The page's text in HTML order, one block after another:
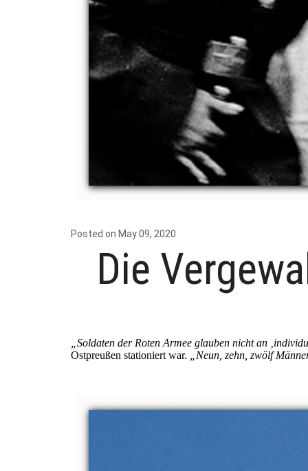
Posted on May 09, 2020
Die
„Soldaten der Roten Armee glauben nicht an
Ostpreußen stationiert war.
„Neun, zehn, zwölf